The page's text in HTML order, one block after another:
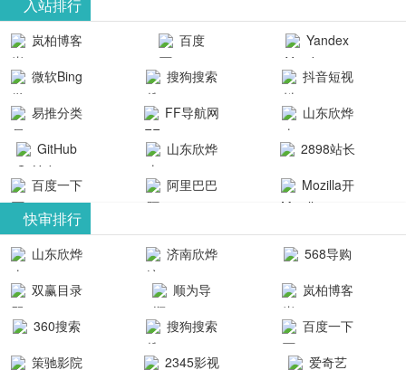
费观看。平
台内容丰
富，更新快
速，支持在
线观看，满
足各类影迷
需求，提供
无广告、高
清流畅的观
影体验。
量免费看电
影网站！
成全短剧电
视剧、电视
剧大全、好
看的电视
剧、最新的
电影在线观
看，神马影
最新好看的
剧片、爱情
片、搞笑片
等全新电
也很卷
_huashilm.com_
动漫综合
提供最新电
视剧和2025
年最新电影
的在线观
看，快来碟
调电影网在
线观看最新
热门影视作
漫免费在线
观看
整合当前互
联网最新最
全最优质的
软件免费下
载、资源免
费共享、技
术教程学习
台！整合破
合破解游
戏、整合安
卓破解软件
入站排行
岚柏博客 百度
Yandex
搜索
微软Bing
搜狗搜索
引擎
抖音短视
频
易推分类
目录网
FF导航网
山东欣烨
化工有限公
GitHub
山东欣烨
生物科技有
2898站长
资源平台
百度一下
阿里巴巴
Mozilla开
快审排行
山东欣烨
生物科技有
济南欣烨
科技有限公
568导购
网
双赢目录
顺为导
航-办公运营
岚柏博客
360搜索
搜狗搜索
百度一下
策驰影院
2345影视
爱奇艺